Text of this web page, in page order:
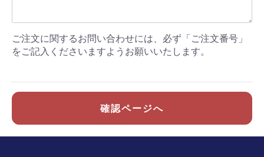
ご注文に関するお問い合わせには、必ず「ご注文番号」
をご記入くださいますようお願いいたします。
確認ページへ